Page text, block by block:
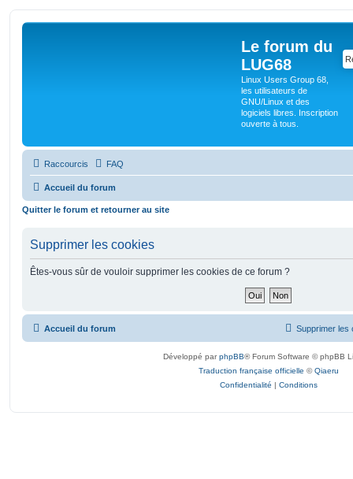
Le forum du
LUG68
Linux Users Group 68,
les utilisateurs de
GNU/Linux et des
logiciels libres. Inscription
ouverte à tous.
Raccourcis FAQ
Accueil du forum
Quitter le forum et retourner au site
Supprimer les cookies
Êtes-vous sûr de vouloir supprimer les cookies de ce forum ?
Accueil du forum Supprimer les
Développé parphpBB® Forum Software © phpBB
Traduction française officielle ©Qiaeru
Confidentialité | Conditions